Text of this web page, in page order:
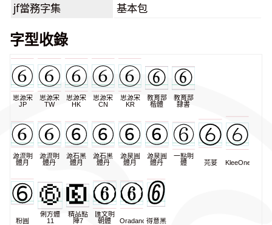
jf當務字集 基本包
字型收錄
思源宋
JP
思源宋
TW
思源宋
HK
思源宋
CN
思源宋
KR
教育部
楷體
教育部
隸書
源流明
體月
源流明
體丹
源石黑
體月
源石黑
體丹
源泉圓
體月
源泉圓
體丹
一點明
體
芫荽 KleeOne
粉圓
俐方體
11
精品點
陣7
匯文明
朝體
Oradano 得意黑